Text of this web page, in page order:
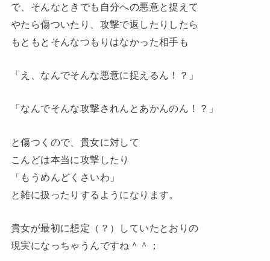
で、そんなときでも自分への悪意と捉えて
やたら傷ついたり、攻撃で返したりしたら
もともとそんなつもりはなかった相手も
「え、なんでそんな悪意に捉えるん！？」
「なんでそんな攻撃されんとあかんのん！？」
と傷つくので、貴女に対して
こんどは本当に攻撃したり
「もうめんどくさいわ」
と雑に扱ったりするようになります。
貴女が最初に想定（？）していたとおりの
現実になっちゃうんですね＾＾；